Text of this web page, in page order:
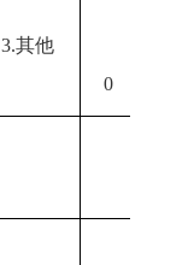
3.其他
0